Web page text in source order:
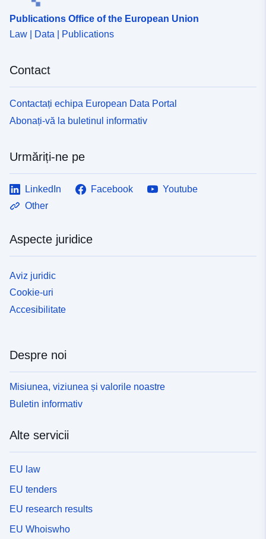
Publications Office of the European Union
Law | Data | Publications
Contact
Contactați echipa European Data Portal
Abonați-vă la buletinul informativ
Urmăriți-ne pe
LinkedIn Facebook
Youtube
Other
Aspecte juridice
Aviz juridic
Cookie-uri
Accesibilitate
Despre noi
Misiunea, viziunea și valorile noastre
Buletin informativ
Alte servicii
EU law
EU tenders
EU research results
EU Whoiswho